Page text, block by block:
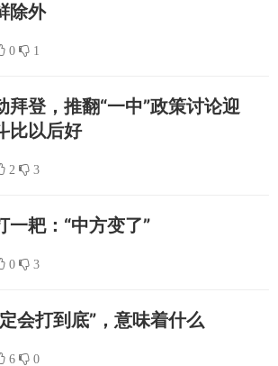
除外
0 1
拜登，推翻“一中”政策讨论迎
比以后好
2 3
一耙：“中方变了”
0 3
会打到底”，意味着什么
6 0